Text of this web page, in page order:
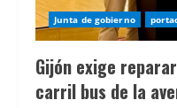
Junta de gobierno
Gijón exige
carril bus de la